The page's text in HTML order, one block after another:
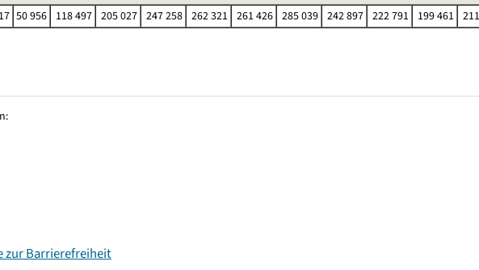
50 956 118 497 205 027 247 258 262 321 261 426 285 039 242 897 222 791 199 461
zur Barrierefreiheit